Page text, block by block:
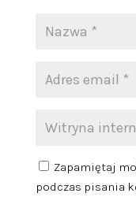
Zapamiętaj
podczas pisania